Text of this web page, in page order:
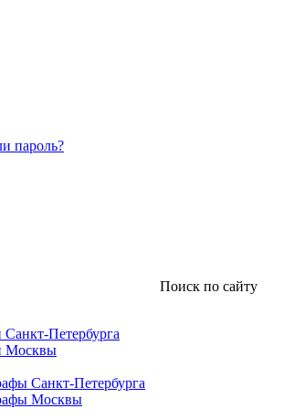
пароль?
Поиск по сайту
Петербурга
Москвы
Санкт-Петербурга
Москвы